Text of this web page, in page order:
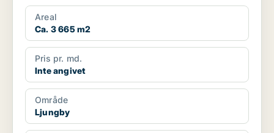
Areal
Ca. 3 665 m2
Pris pr. md.
Inte angivet
Område
Ljungby